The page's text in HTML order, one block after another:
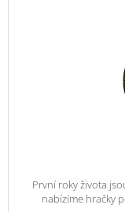
První roky života
nabízíme hračky